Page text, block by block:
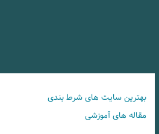
بهترین سایت های شرط بندی
مقاله های آموزشی